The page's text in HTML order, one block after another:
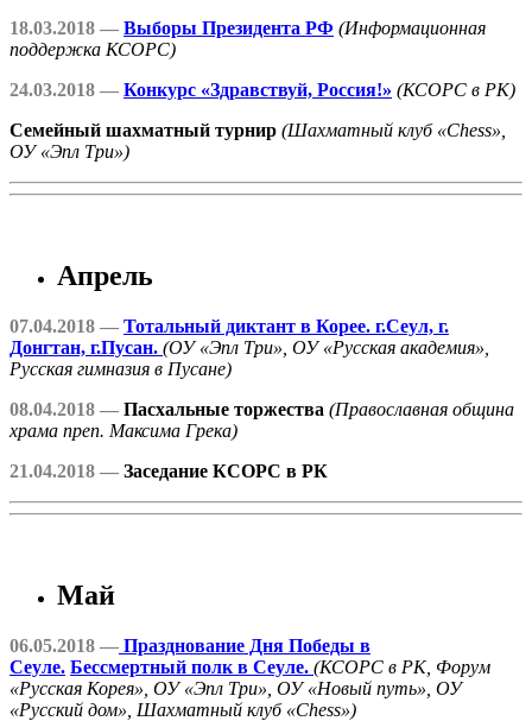
18.03.2018 — Выборы Президента РФ (Информационная
поддержка КСОРС)
24.03.2018 — Конкурс «Здравствуй, Россия!» (КСОРС в РК)
Семейный шахматный турнир (Шахматный клуб «Chess»,
ОУ «Эпл Три»)
Апрель
07.04.2018 — Тотальный диктант в Корее. г.Сеул, г.
Донгтан, г.Пусан. (ОУ «Эпл Три», ОУ «Русская академия»,
Русская гимназия в Пусане)
08.04.2018 — Пасхальные торжества (Православная община
храма преп. Максима Грека)
21.04.2018 — Заседание КСОРС в РК
Май
06.05.2018 — Празднование Дня Победы в
Сеуле. Бессмертный полк в Сеуле. (КСОРС в РК, Форум
«Русская Корея», ОУ «Эпл Три», ОУ «Новый путь», ОУ
«Русский дом», Шахматный клуб «Chess»)